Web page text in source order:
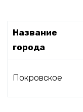
Название
города
Покровское